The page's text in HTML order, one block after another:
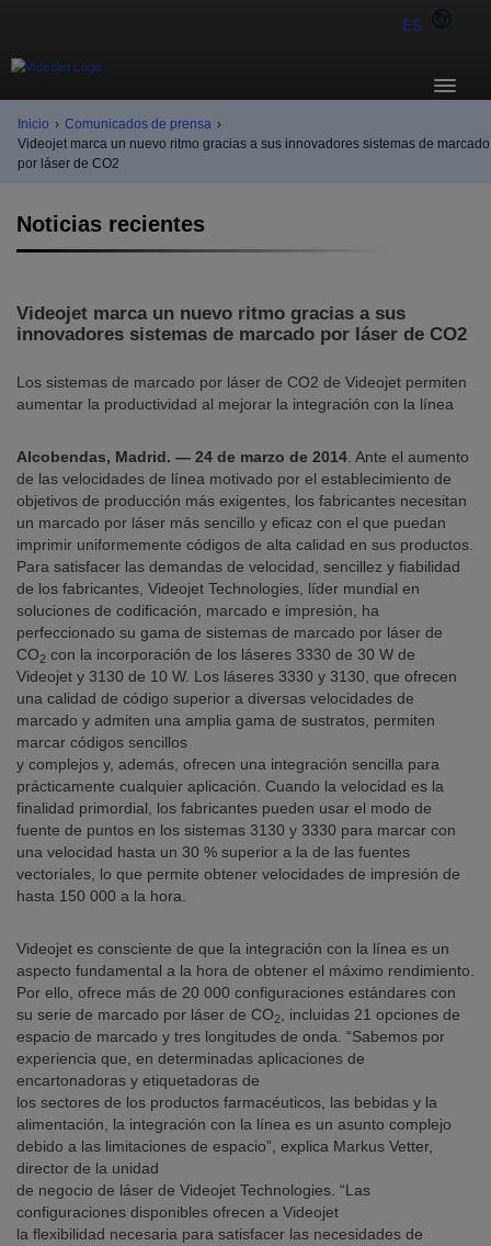
ES
Inicio › Comunicados de prensa ›
Videojet marca un nuevo ritmo gracias a sus innovadores sistemas de marcado
por láser de CO2
Noticias recientes
Videojet marca un nuevo ritmo gracias a sus
innovadores sistemas de marcado por láser de CO2
Los sistemas de marcado por láser de CO2 de Videojet permiten
aumentar la productividad al mejorar la integración con la línea
Alcobendas, Madrid. — 24 de marzo de 2014 . Ante el aumento
de las velocidades de línea motivado por el establecimiento de
objetivos de producción más exigentes, los fabricantes necesitan
un marcado por láser más sencillo y eficaz con el que puedan
imprimir uniformemente códigos de alta calidad en sus productos.
Para satisfacer las demandas de velocidad, sencillez y fiabilidad
de los fabricantes, Videojet Technologies, líder mundial en
soluciones de codificación, marcado e impresión, ha
perfeccionado su gama de sistemas de marcado por láser de
CO2 con la incorporación de los láseres 3330 de 30 W de
Videojet y 3130 de 10 W. Los láseres 3330 y 3130, que ofrecen
una calidad de código superior a diversas velocidades de
marcado y admiten una amplia gama de sustratos, permiten
marcar códigos sencillos
y complejos y, además, ofrecen una integración sencilla para
prácticamente cualquier aplicación. Cuando la velocidad es la
finalidad primordial, los fabricantes pueden usar el modo de
fuente de puntos en los sistemas 3130 y 3330 para marcar con
una velocidad hasta un 30 % superior a la de las fuentes
vectoriales, lo que permite obtener velocidades de impresión de
hasta 150 000 a la hora.
Videojet es consciente de que la integración con la línea es un
aspecto fundamental a la hora de obtener el máximo rendimiento.
Por ello, ofrece más de 20 000 configuraciones estándares con
su serie de marcado por láser de CO2
, incluidas 21 opciones de
espacio de marcado y tres longitudes de onda. “Sabemos por
experiencia que, en determinadas aplicaciones de
encartonadoras y etiquetadoras de
los sectores de los productos farmacéuticos, las bebidas y la
alimentación, la integración con la línea es un asunto complejo
debido a las limitaciones de espacio”, explica Markus Vetter,
director de la unidad
de negocio de láser de Videojet Technologies. “Las
configuraciones disponibles ofrecen a Videojet
la flexibilidad necesaria para satisfacer las necesidades de